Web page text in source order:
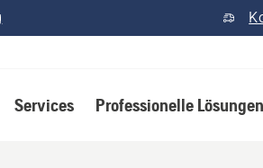
Services Professionelle Lösungen